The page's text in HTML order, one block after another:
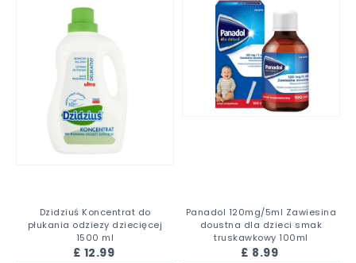
Dzidziuś Koncentrat do
płukania odziezy dziecięcej
1500 ml
£ 12.99
Panadol 120mg/5ml Zawiesina
doustna dla dzieci smak
truskawkowy 100ml
£ 8.99